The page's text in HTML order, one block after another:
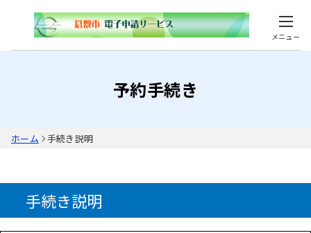
メニュー
予約手続き
ホーム 手続き説明
手続き説明